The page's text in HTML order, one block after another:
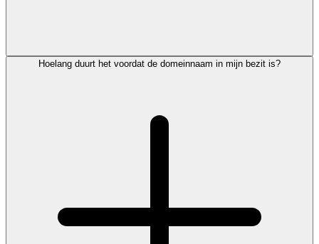
Hoelang duurt het voordat de domeinnaam in mijn bezit is?